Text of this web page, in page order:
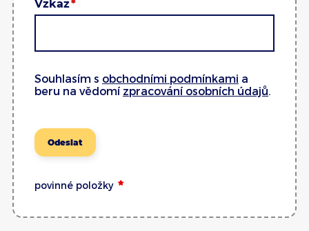
Vzkaz
Souhlasím s obchodními podmínkami a
beru na vědomí zpracování osobních údajů
Odeslat
povinné položky